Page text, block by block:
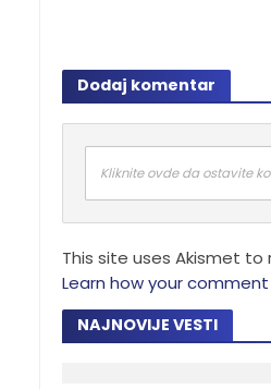
Dodaj komentar
Kliknite ovde da ostavite
This site uses Akismet to
Learn how your
NAJNOVIJE VESTI